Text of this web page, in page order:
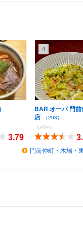
3.79
4
BAR オーパ 門
店
（293）
（バー）
門前仲町・木場・